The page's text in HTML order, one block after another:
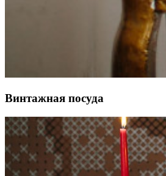
Винтажная посуда